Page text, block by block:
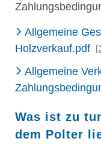
Allgemeine
Holzverkauf.pdf
Allgemeine
Was ist zu
dem Polter